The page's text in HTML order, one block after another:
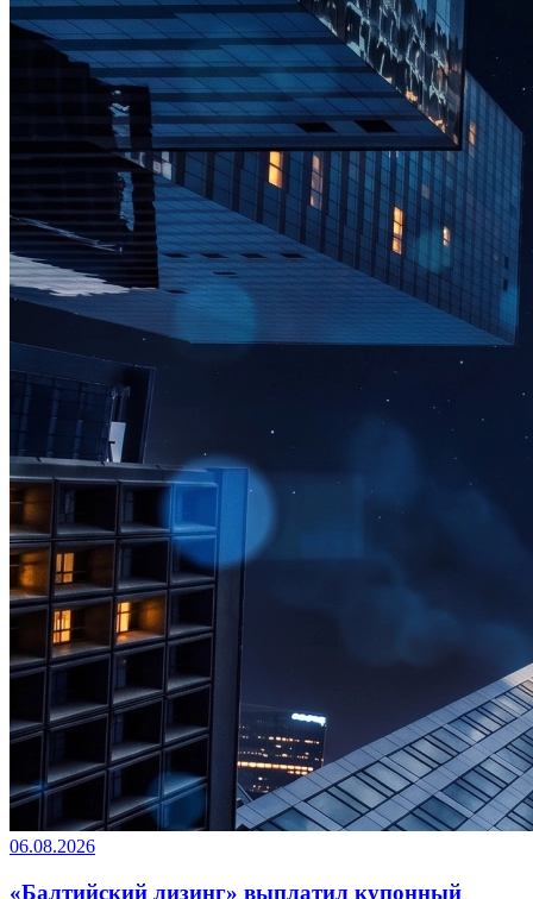
06.08.2026
«Балтийский лизинг» выплатил купонный